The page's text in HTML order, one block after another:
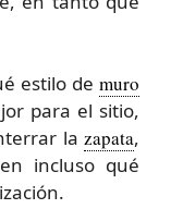
estilo de muro
para el sitio,
la zapata,
incluso qué